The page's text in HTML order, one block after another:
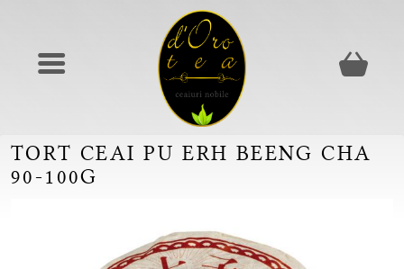
TORT CEAI PU ERH BEENG CHA
90-100G